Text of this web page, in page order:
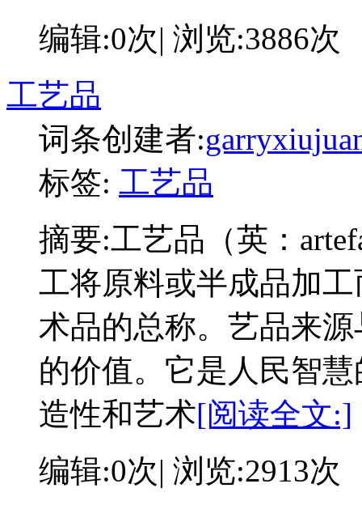
编辑:0次| 浏览:3886次
工艺品
词条创建者:
标签: 工艺品
摘要:工艺品（英：
工将原料或半成品加
术品的总称。艺品来
的价值。它是人民智
造性和艺术[阅读全文:]
编辑:0次| 浏览:2913次